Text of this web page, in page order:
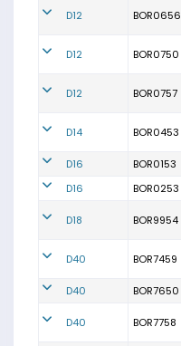
D12 BOR0656
D12 BOR0750
D12 BOR0757
D14 BOR0453
D16 BOR0153
D16
BOR0253
D18 BOR9954
D40 BOR7459
D40 BOR7650
D40 BOR7758